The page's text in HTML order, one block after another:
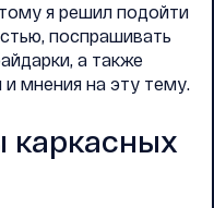
я решил подойти
поспрашивать
а также
мнения на эту тему.